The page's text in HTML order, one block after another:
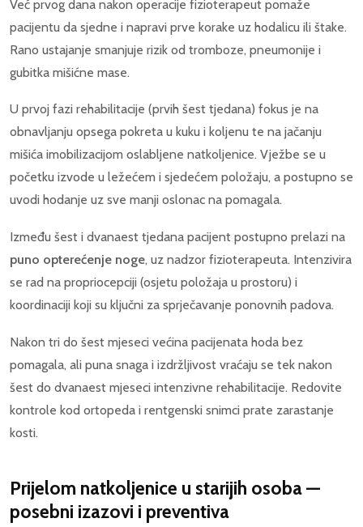
Već prvog dana nakon operacije fizioterapeut pomaže
pacijentu da sjedne i napravi prve korake uz hodalicu ili štake.
Rano ustajanje smanjuje rizik od tromboze, pneumonije i
gubitka mišićne mase.
U prvoj fazi rehabilitacije (prvih šest tjedana) fokus je na
obnavljanju opsega pokreta u kuku i koljenu te na jačanju
mišića imobilizacijom oslabljene natkoljenice. Vježbe se u
početku izvode u ležećem i sjedećem položaju, a postupno se
uvodi hodanje uz sve manji oslonac na pomagala.
Između šest i dvanaest tjedana pacijent postupno prelazi na
puno opterećenje noge, uz nadzor fizioterapeuta. Intenzivira
se rad na propriocepciji (osjetu položaja u prostoru) i
koordinaciji koji su ključni za sprječavanje ponovnih padova.
Nakon tri do šest mjeseci većina pacijenata hoda bez
pomagala, ali puna snaga i izdržljivost vraćaju se tek nakon
šest do dvanaest mjeseci intenzivne rehabilitacije. Redovite
kontrole kod ortopeda i rentgenski snimci prate zarastanje
kosti.
Prijelom natkoljenice u starijih osoba —
posebni izazovi i preventiva